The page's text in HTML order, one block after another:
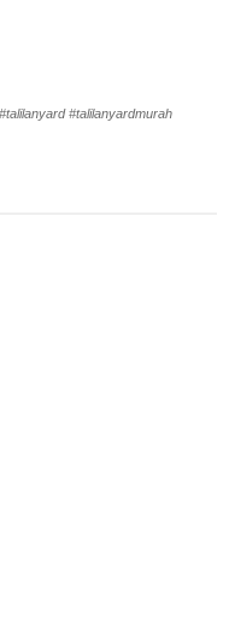
#talilanyardmurah